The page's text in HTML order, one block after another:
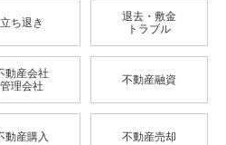
立ち退き
退去・敷金
トラブル
動産会社
管理会社
不動産融資
動産購入 不動産売却